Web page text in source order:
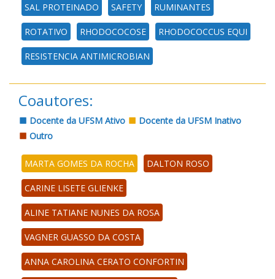
SAL PROTEINADO SAFETY RUMINANTES
ROTATIVO RHODOCOCOSE RHODOCOCCUS EQUI
RESISTENCIA ANTIMICROBIAN
Coautores:
Docente da UFSM Ativo
Docente da UFSM Inativo
Outro
MARTA GOMES DA ROCHA DALTON ROSO
CARINE LISETE GLIENKE
ALINE TATIANE NUNES DA ROSA
VAGNER GUASSO DA COSTA
ANNA CAROLINA CERATO CONFORTIN